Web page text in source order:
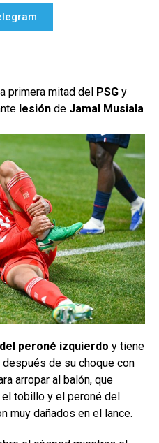
primera mitad del PSG y
lesión de Jamal Musiala
peroné izquierdo y tiene
de su choque con
arropar al balón, que
tobillo y el peroné del
muy dañados en el lance.